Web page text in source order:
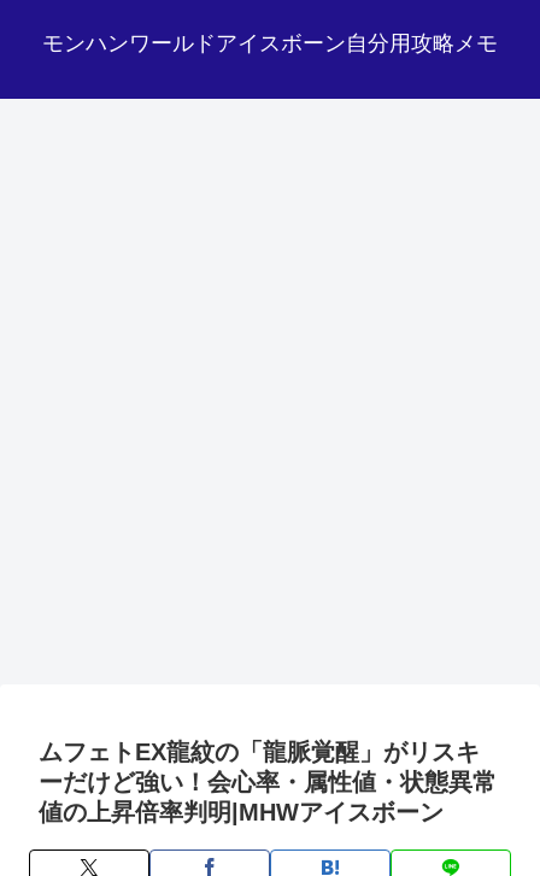
モンハンワールドアイスボーン自分用攻略メモ
ムフェトEX龍紋の「龍脈覚醒」がリスキ
ーだけど強い！会心率・属性値・状態異常
値の上昇倍率判明|MHWアイスボーン